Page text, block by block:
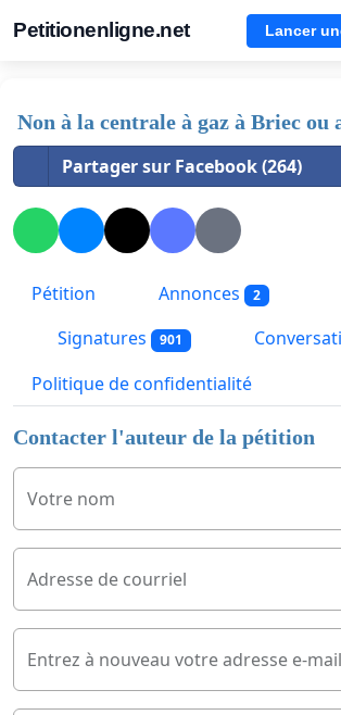
Petitionenligne.net Lancer
Non à la centrale à gaz à Briec ou
Partager sur Facebook (264)
Pétition Annonces 2
Signatures 901
Politique de confidentialité
Contacter l'auteur de la pétition
Votre nom
Adresse de courriel
Entrez à nouveau votre adresse e-mail